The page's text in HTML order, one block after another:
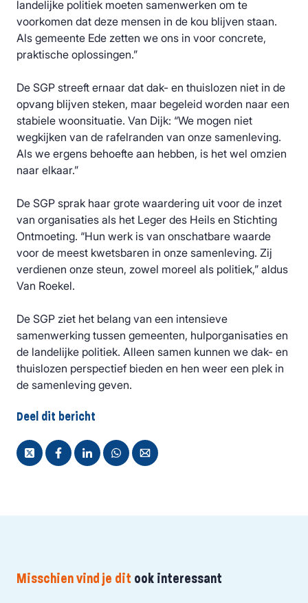
landelijke politiek moeten samenwerken om te
voorkomen dat deze mensen in de kou blijven staan.
Als gemeente Ede zetten we ons in voor concrete,
praktische oplossingen.”
De SGP streeft ernaar dat dak- en thuislozen niet in de
opvang blijven steken, maar begeleid worden naar een
stabiele woonsituatie. Van Dijk: “We mogen niet
wegkijken van de rafelranden van onze samenleving.
Als we ergens behoefte aan hebben, is het wel omzien
naar elkaar.”
De SGP sprak haar grote waardering uit voor de inzet
van organisaties als het Leger des Heils en Stichting
Ontmoeting. “Hun werk is van onschatbare waarde
voor de meest kwetsbaren in onze samenleving. Zij
verdienen onze steun, zowel moreel als politiek,” aldus
Van Roekel.
De SGP ziet het belang van een intensieve
samenwerking tussen gemeenten, hulporganisaties en
de landelijke politiek. Alleen samen kunnen we dak- en
thuislozen perspectief bieden en hen weer een plek in
de samenleving geven.
Deel dit bericht
Misschien vind je dit ook interessant